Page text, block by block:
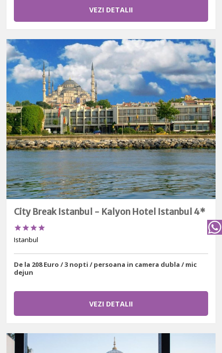
VEZI DETALII
City Break Istanbul - Kalyon Hotel Istanbul 4*

Istanbul
De la 208 Euro / 3 nopti / persoana in camera dubla / mic
dejun
VEZI DETALII